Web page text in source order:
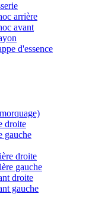
arrière
avant
d'essence
droite
gauche
droite
gauche
droite
gauche